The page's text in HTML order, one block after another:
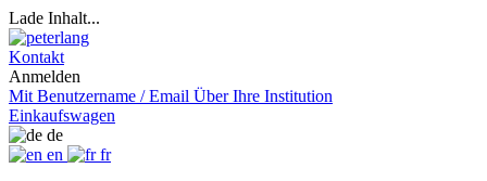
Lade Inhalt...
Kontakt
Anmelden
Mit Benutzername / Email Über Ihre Institution
Einkaufswagen
de
en
fr